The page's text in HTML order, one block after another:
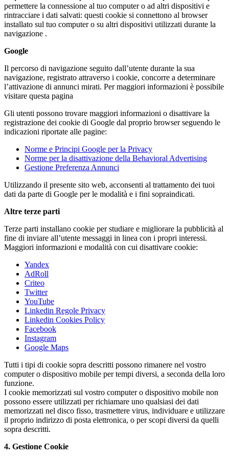
permettere la connessione al tuo computer o ad altri dispositivi e
rintracciare i dati salvati: questi cookie si connettono al browser
installato sul tuo computer o su altri dispositivi utilizzati durante la
navigazione .
Google
Il percorso di navigazione seguito dall’utente durante la sua
navigazione, registrato attraverso i cookie, concorre a determinare
l’attivazione di annunci mirati. Per maggiori informazioni è possibile
visitare questa pagina
Gli utenti possono trovare maggiori informazioni o disattivare la
registrazione dei cookie di Google dal proprio browser seguendo le
indicazioni riportate alle pagine:
Norme e Principi Google per la Privacy
Norme per la disattivazione della Behavioral Advertising
Gestione Preferenza Annunci
Utilizzando il presente sito web, acconsenti al trattamento dei tuoi
dati da parte di Google per le modalità e i fini sopraindicati.
Altre terze parti
Terze parti installano cookie per studiare e migliorare la pubblicità al
fine di inviare all’utente messaggi in linea con i propri interessi.
Maggiori informazioni e modalità con cui disattivare cookie:
Yandex
AdRoll
Criteo
Twitter
YouTube
Linkedin Regole Privacy
Linkedin Cookies Policy
Facebook
Instagram
Google Maps
Tutti i tipi di cookie sopra descritti possono rimanere nel vostro
computer o dispositivo mobile per tempi diversi, a seconda della loro
funzione.
I cookie memorizzati sul vostro computer o dispositivo mobile non
possono essere utilizzati per richiamare uno qualsiasi dei dati
memorizzati nel disco fisso, trasmettere virus, individuare e utilizzare
il proprio indirizzo di posta elettronica, o per scopi diversi da quelli
sopra descritti.
4. Gestione Cookie